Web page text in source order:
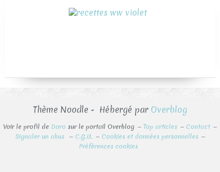
Thème Noodle - Hébergé par Overblog
Voir le profil de Doro sur le portail Overblog Top articles
Contact
Signaler un abus
C.G.U.
Cookies et données personnelles
Préférences cookies